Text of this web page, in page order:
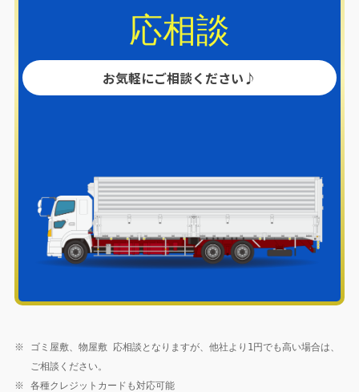
応相談
お気軽にご相談ください♪
※
ゴミ屋敷、物屋敷 応相談となりますが、他社より1円でも高い場合は、
ご相談ください。
※
各種クレジットカードも対応可能